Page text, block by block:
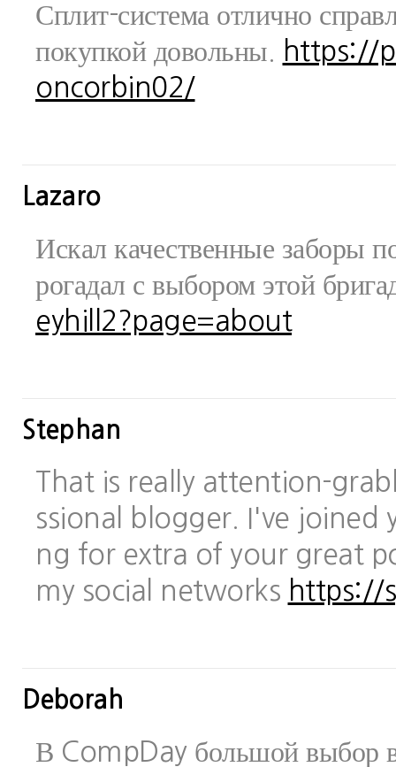
Сплит-система отлично
покупкой довольны.
https://
oncorbin02/
Lazaro
Искал качественные заборы
рогадал с выбором этой
eyhill2?page=about
Stephan
That is really attention-
ssional blogger. I've joined
ng for extra of your great
my social networks https://
Deborah
В CompDay большой выбор